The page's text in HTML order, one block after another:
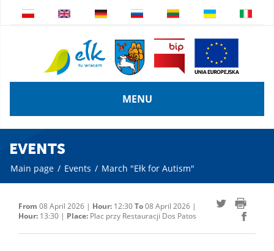
MENU
EVENTS
Main page / Events / March "Ełk for Autism"
From 08 April 2026 | Hour: 12:30To08 April 2026 |
Hour: 13:30 | Place: Plac przy Restauracji Dos Patos